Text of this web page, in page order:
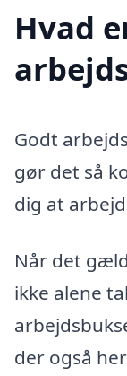
Hvad
Godt
gør det så
dig at
Når det
ikke alene
der også